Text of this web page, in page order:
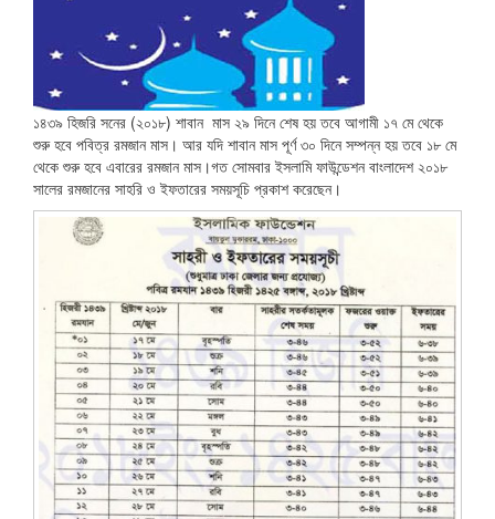
১৪৩৯ হিজরি সনের (২০১৮) শাবান মাস ২৯ দিনে শেষ হয় তবে আগামী ১৭ মে থেকে
শুরু হবে পবিত্র রমজান মাস। আর যদি শাবান মাস পূর্ণ ৩০ দিনে সম্পন্ন হয় তবে ১৮ মে
থেকে শুরু হবে এবারের রমজান মাস।গত সোমবার ইসলামি ফাউন্ডেশন বাংলাদেশ ২০১৮
সালের রমজানের সাহরি ও ইফতারের সময়সূচি প্রকাশ করেছেন।